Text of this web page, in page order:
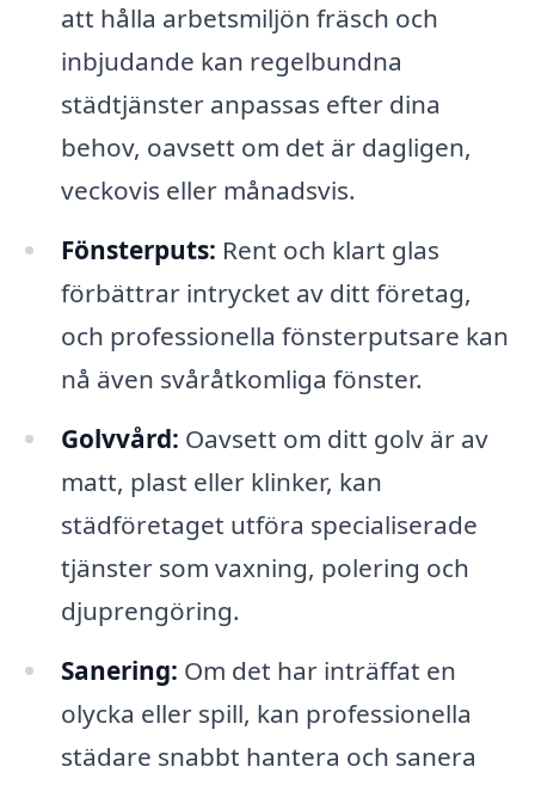
att hålla arbetsmiljön fräsch och
inbjudande kan regelbundna
städtjänster anpassas efter dina
behov, oavsett om det är dagligen,
veckovis eller månadsvis.
Fönsterputs: Rent och klart glas
förbättrar intrycket av ditt företag,
och professionella fönsterputsare kan
nå även svåråtkomliga fönster.
Golvvård: Oavsett om ditt golv är av
matt, plast eller klinker, kan
städföretaget utföra specialiserade
tjänster som vaxning, polering och
djuprengöring.
Sanering: Om det har inträffat en
olycka eller spill, kan professionella
städare snabbt hantera och sanera